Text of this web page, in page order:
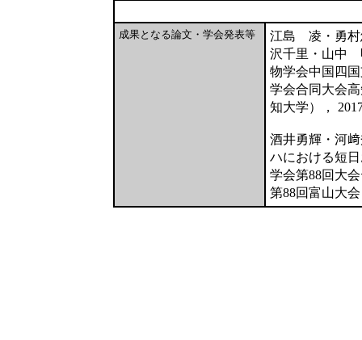
成果となる論文・学会発表等
江島 凌・勇村
沢千里・山中
物学会中国四
学会合同大会
知大学），
酒井勇輝・河
ハにおける短
学会第88回大
第88回富山大